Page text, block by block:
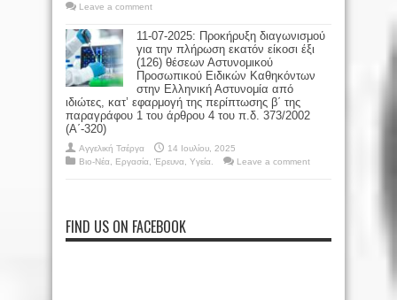
Leave a comment
11-07-2025: Προκήρυξη διαγωνισμού
για την πλήρωση εκατόν είκοσι έξι
(126) θέσεων Αστυνομικού
Προσωπικού Ειδικών Καθηκόντων
στην Ελληνική Αστυνομία από
ιδιώτες, κατ’ εφαρμογή της περίπτωσης β΄ της
παραγράφου 1 του άρθρου 4 του π.δ. 373/2002
(Α΄-320)
Αγγελική Τσέργα
14 Ιουλίου, 2025
Βιο-Νέα
Εργασία Έρευνα Υγεία. Leave a comment
FIND US ON FACEBOOK